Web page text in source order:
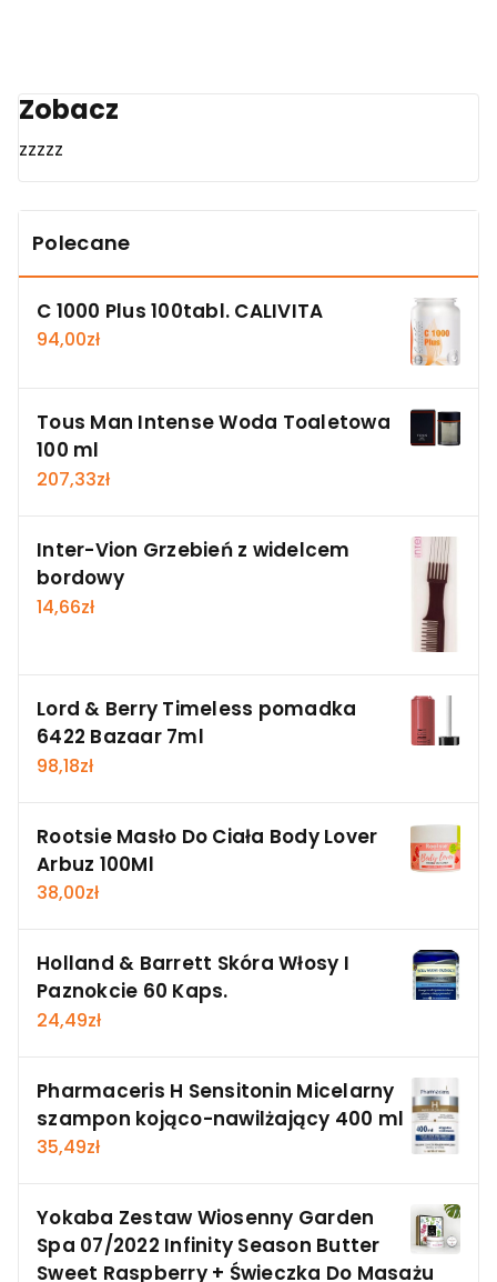
Zobacz
zzzzz
Polecane
C 1000 Plus 100tabl. CALIVITA
94,00zł
Tous Man Intense Woda Toaletowa
100 ml
207,33zł
Inter-Vion Grzebień z widelcem
bordowy
14,66zł
Lord & Berry Timeless pomadka
6422 Bazaar 7ml
98,18zł
Rootsie Masło Do Ciała Body Lover
Arbuz 100Ml
38,00zł
Holland & Barrett Skóra Włosy I
Paznokcie 60 Kaps.
24,49zł
Pharmaceris H Sensitonin Micelarny
szampon kojąco-nawilżający 400 ml
35,49zł
Yokaba Zestaw Wiosenny Garden
Spa 07/2022 Infinity Season Butter
Sweet Raspberry + Świeczka Do Masażu